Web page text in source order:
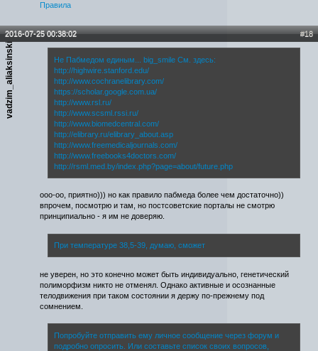
Правила
#18
2016-07-25 00:38:02
vadzim_aliaksinski
Не Пабмедом единым... big_smile См. здесь:
http://highwire.stanford.edu/
http://www.cochranelibrary.com/
https://scholar.google.com.ua/
http://www.rsl.ru/
http://www.scsml.rssi.ru/
http://www.biomedcentral.com/
http://elibrary.ru/elibrary_about.asp
http://www.freemedicaljournals.com/
http://www.freebooks4doctors.com/
http://rsml.med.by/index.php?page=about/future.php
ооо-оо, приятно))) но как правило пабмеда более чем достаточно))
впрочем, посмотрю и там, но постсоветские порталы не смотрю
принципиально - я им не доверяю.
При температуре 38,5-39, думаю, сможет
не уверен, но это конечно может быть индивидуально, генетический
полиморфизм никто не отменял. Однако активные и осознанные
телодвижения при таком состоянии я держу по-прежнему под
сомнением.
Попробуйте отправить ему личное сообщение через форум и
подробно опросить. Или составьте список своих вопросов,